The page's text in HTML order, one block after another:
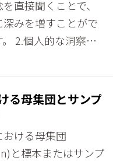
直接聞くことで、
みを増すことがで
。 2.個人的な洞察…
る母集団とサンプ
ける母集団
と標本またはサンプ